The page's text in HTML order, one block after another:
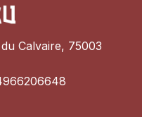
Calvaire, 75003